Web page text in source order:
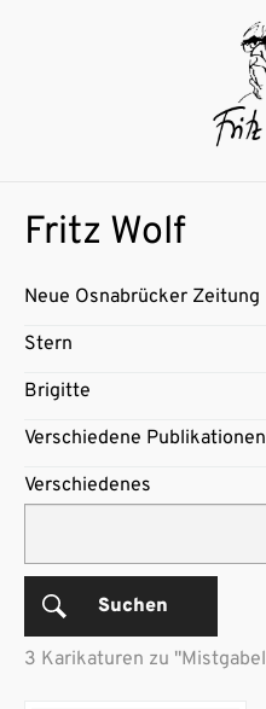
Fritz Wolf
Neue Osnabrücker Zeitung
Stern
Brigitte
Verschiedene Publikationen
Verschiedenes
Suchen
3 Karikaturen zu